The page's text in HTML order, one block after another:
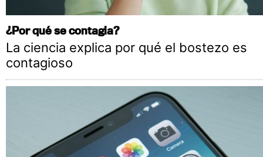
¿Por qué se contagia?
La ciencia explica por qué el bostezo es
contagioso